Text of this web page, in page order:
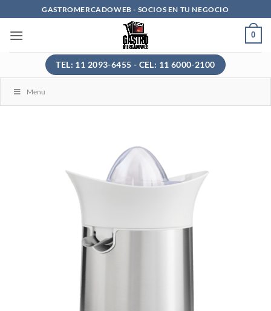
al
contenido
GASTROMERCADOWEB - SOCIOS EN TU NEGOCIO
0
TEL: 11 2093-6455 - CEL: 11 6000-2100
Menu